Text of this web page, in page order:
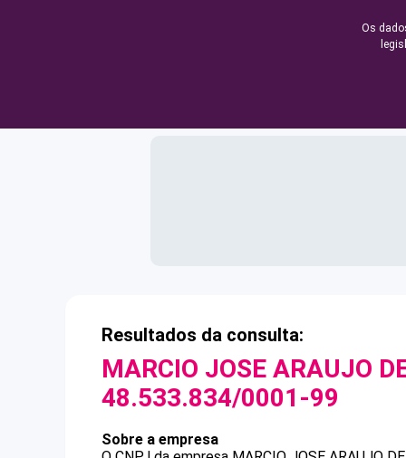
Os
Resultados da consulta:
MARCIO JOSE ARAUJO
48.533.834/0001-99
Sobre a empresa